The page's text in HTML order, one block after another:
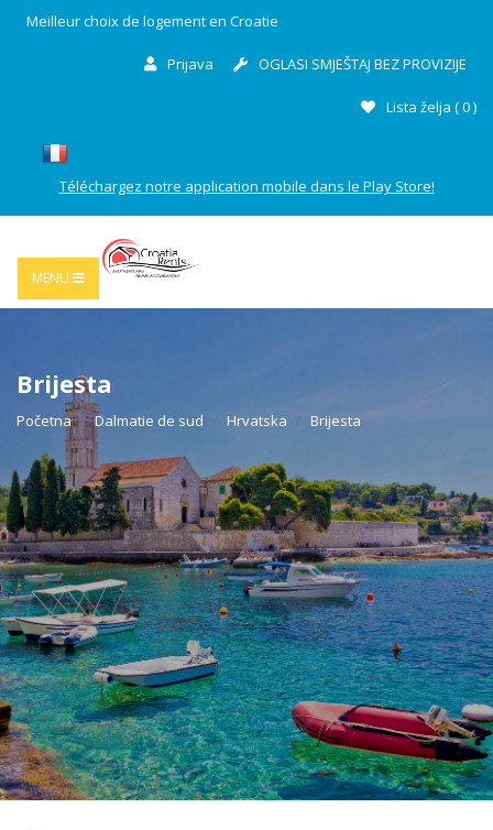
Meilleur choix de logement en Croatie
Prijava OGLASI SMJEŠTAJ BEZ PROVIZIJE
Lista želja (0)
Téléchargez notre application mobile dans le Play Store!
MENU
Brijesta
Početna Dalmatie de sud Hrvatska Brijesta